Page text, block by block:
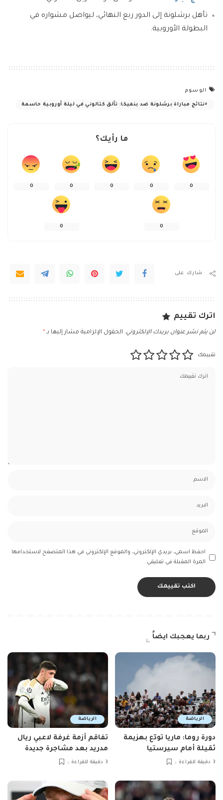
تأهل برشلونة إلى الدور ربع النهائي، ليواصل مشواره في
البطولة الأوروبية.
الوسوم
نتائج مباراة برشلونة ضد بنفيكا: تألق كتالوني في ليلة أوروبية حاسمة
ما رأيك؟
0
0
0
0
0
0
0
شارك على
اترك تقييم
لن يتم نشر عنوان بريدك الإلكتروني. الحقول الإلزامية مشار إليها بـ *
تقييمك
احفظ اسمي، بريدي الإلكتروني، والموقع الإلكتروني في هذا المتصفح لاستخدامها
المرة المقبلة في تعليقي.
ربما يعجبك ايضاً
الرياضة
دورة روما: ماريا تودّع بهزيمة
ثقيلة أمام سيرستيا
3 دقيقة للقراءة
الرياضة
تفاقم أزمة غرفة لاعبي ريال
مدريد بعد مشاجرة جديدة
3 دقيقة للقراءة